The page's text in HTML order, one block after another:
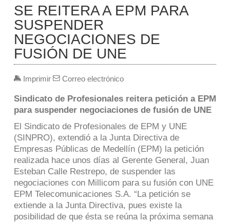
SE REITERA A EPM PARA
SUSPENDER
NEGOCIACIONES DE
FUSIÓN DE UNE
Imprimir Correo electrónico
Sindicato de Profesionales reitera petición a EPM
para suspender negociaciones de fusión de UNE
El Sindicato de Profesionales de EPM y UNE
(SINPRO), extendió a la Junta Directiva de
Empresas Públicas de Medellín (EPM) la petición
realizada hace unos días al Gerente General, Juan
Esteban Calle Restrepo, de suspender las
negociaciones con Millicom para su fusión con UNE
EPM Telecomunicaciones S.A. “La petición se
extiende a la Junta Directiva, pues existe la
posibilidad de que ésta se reúna la próxima semana